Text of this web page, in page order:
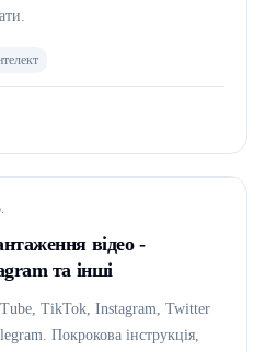
зображень зі штучним
відео -
та інші
TikTok, Instagram, Twitter
Покрокова інструкція,